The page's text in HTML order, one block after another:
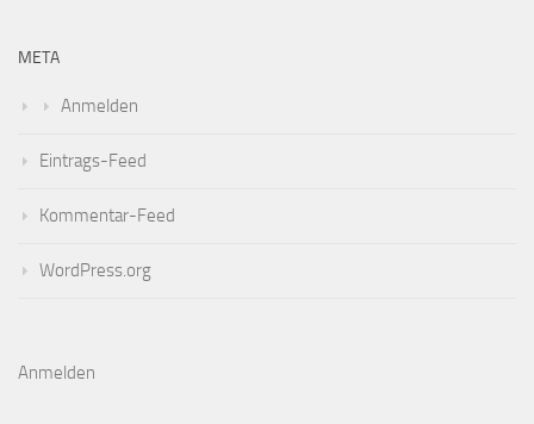
META
Anmelden
Eintrags-Feed
Kommentar-Feed
WordPress.org
Anmelden